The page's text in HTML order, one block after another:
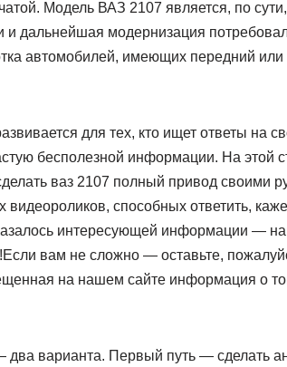
Модель ВАЗ 2107 является, по
и дальнейшая модернизация
автомобилей, имеющих передний
для тех, кто ищет ответы на
бесполезной информации. На этой
ваз 2107 полный привод своими
видеороликов, способных ответить,
интересующей информации —
вам не сложно — оставьте,
на нашем сайте информация о
два варианта. Первый путь — сделать